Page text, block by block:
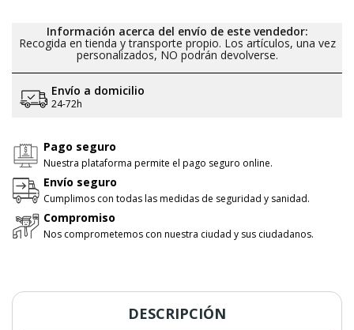
Información acerca del envío de este vendedor:
Recogida en tienda y transporte propio. Los artículos, una vez
personalizados, NO podrán devolverse.
Envío a domicilio
24-72h
Pago seguro
Nuestra plataforma permite el pago seguro online.
Envío seguro
Cumplimos con todas las medidas de seguridad y sanidad.
Compromiso
Nos comprometemos con nuestra ciudad y sus ciudadanos.
DESCRIPCIÓN